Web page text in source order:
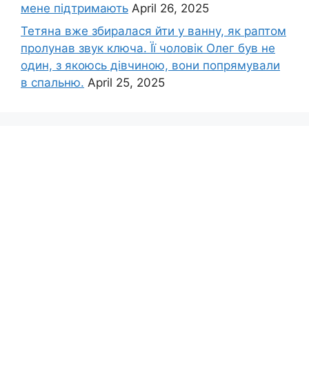
мене підтримають April 26, 2025
Тетяна вже збиралася йти у ванну, як раптом
пролунав звук ключа. Її чоловік Олег був не
один, з якоюсь дівчиною, вони попрямували
в спальню. April 25, 2025